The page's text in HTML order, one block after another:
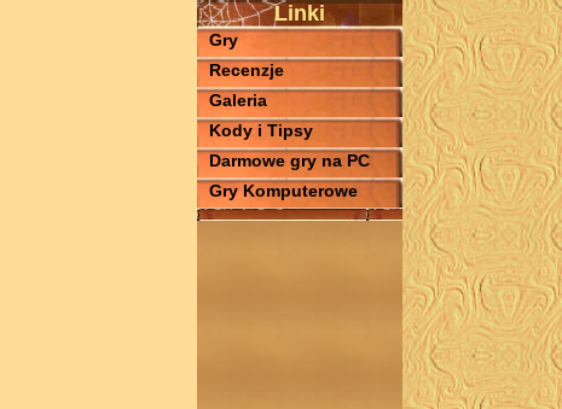
Linki
Gry
Recenzje
Galeria
Kody i Tipsy
Darmowe gry na PC
Gry Komputerowe